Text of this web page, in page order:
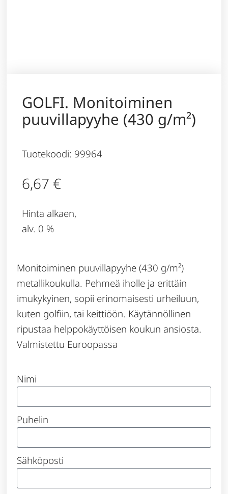
GOLFI. Monitoiminen
puuvillapyyhe (430 g/m²)
Tuotekoodi: 99964
6,67 €
Hinta alkaen,
alv. 0 %
Monitoiminen puuvillapyyhe (430 g/m²)
metallikoukulla. Pehmeä iholle ja erittäin
imukykyinen, sopii erinomaisesti urheiluun,
kuten golfiin, tai keittiöön. Käytännöllinen
ripustaa helppokäyttöisen koukun ansiosta.
Valmistettu Euroopassa
Nimi
Puhelin
Sähköposti